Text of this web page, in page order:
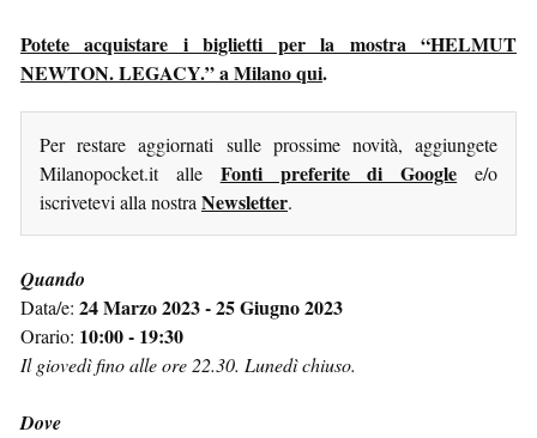
Potete acquistare i biglietti per la mostra “HELMUT
NEWTON. LEGACY.” a Milano qui.
Per restare aggiornati sulle prossime novità, aggiungete
Milanopocket.it alle Fonti preferite di Google e/o
iscrivetevi alla nostra Newsletter.
Quando
Data/e: 24 Marzo 2023 - 25 Giugno 2023
Orario: 10:00 - 19:30
Il giovedì fino alle ore 22.30. Lunedì chiuso.
Dove